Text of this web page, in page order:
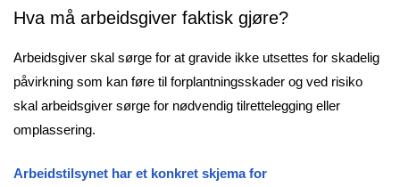
Hva må arbeidsgiver faktisk gjøre?
Arbeidsgiver skal sørge for at gravide ikke utsettes for skadelig
påvirkning som kan føre til forplantningsskader og ved risiko
skal arbeidsgiver sørge for nødvendig tilrettelegging eller
omplassering.
Arbeidstilsynet har et konkret skjema for